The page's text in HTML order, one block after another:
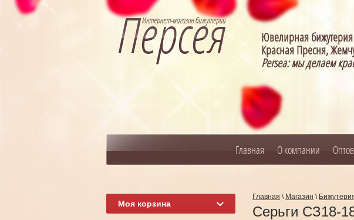
Ювелирная
Красная Пресня,
Persea: мы делаем
Главная О компании
Главная \ Магазин \
Серьги СЗ18-
Моя корзина